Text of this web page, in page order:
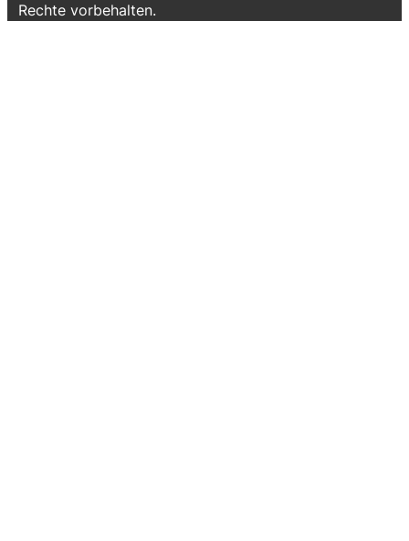
Rechte vorbehalten.